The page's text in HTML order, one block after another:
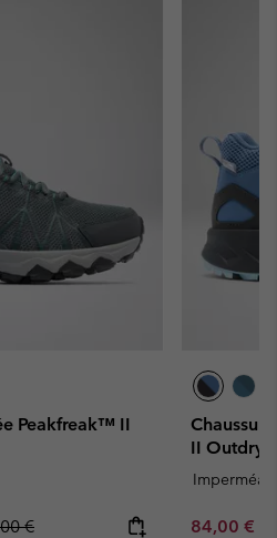
Peakfreak™ II
price:
€
II
Minimum
84,00 €